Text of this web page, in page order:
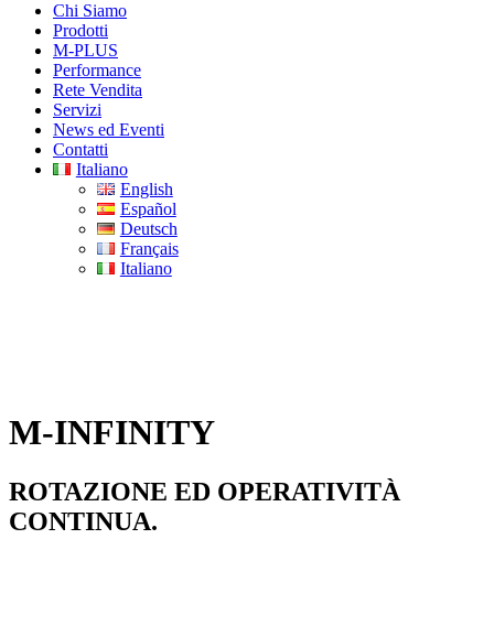
Chi Siamo
Prodotti
M-PLUS
Performance
Rete Vendita
Servizi
News ed Eventi
Contatti
Italiano
English
Español
Deutsch
Français
Italiano
M-INFINITY
ROTAZIONE ED OPERATIVITÀ
CONTINUA.